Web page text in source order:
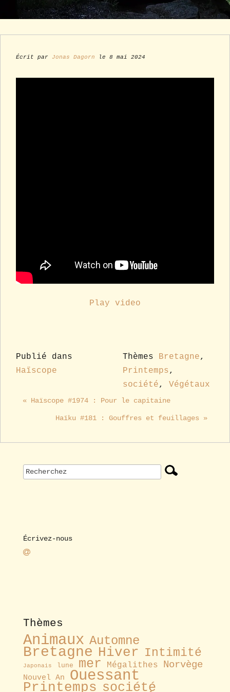
Écrit par Jonas Dagorn le 8 mai 2024
Play video
Publié dans
Haïscope
Thèmes Bretagne,
Printemps,
société, Végétaux
« Haïscope #1974 : Pour le capitaine
Haïku #181 : Gouffres et feuillages »
Écrivez-nous
Thèmes
Animaux Automne
Bretagne Hiver Intimité
Japonais lune mer Mégalithes Norvège
Nouvel An Ouessant
Printemps société